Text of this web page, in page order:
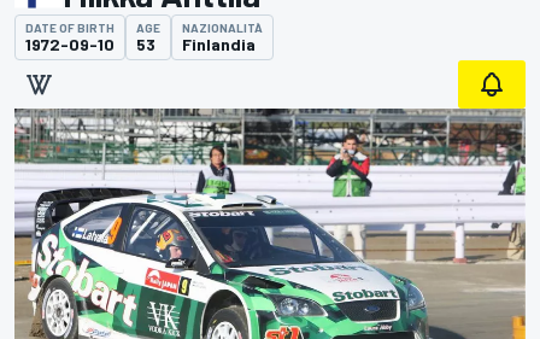
DATE OF BIRTH
1972-09-10
AGE
53
NAZIONALITÀ
Finlandia